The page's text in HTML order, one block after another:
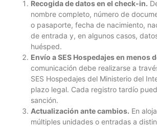
Recogida de datos en el check-in.
nombre completo, número de
o pasaporte, fecha de nacimiento,
de entrada y, en algunos casos,
huésped.
Envío a SES Hospedajes en menos
comunicación debe realizarse a
SES Hospedajes del Ministerio del
plazo legal. Cada registro tardío
sanción.
Actualización ante cambios. En
múltiples unidades o entradas a